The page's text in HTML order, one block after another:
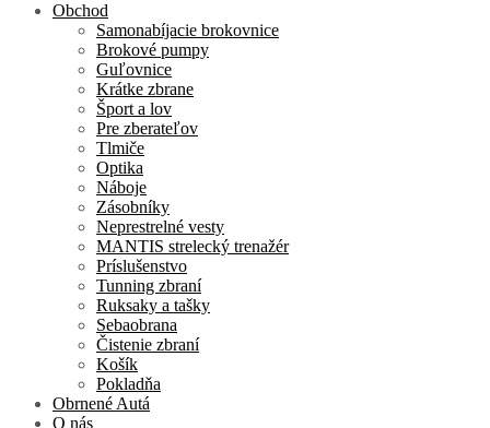
Obchod
Samonabíjacie brokovnice
Brokové pumpy
Guľovnice
Krátke zbrane
Šport a lov
Pre zberateľov
Tlmiče
Optika
Náboje
Zásobníky
Neprestrelné vesty
MANTIS strelecký trenažér
Príslušenstvo
Tunning zbraní
Ruksaky a tašky
Sebaobrana
Čistenie zbraní
Košík
Pokladňa
Obrnené Autá
O nás